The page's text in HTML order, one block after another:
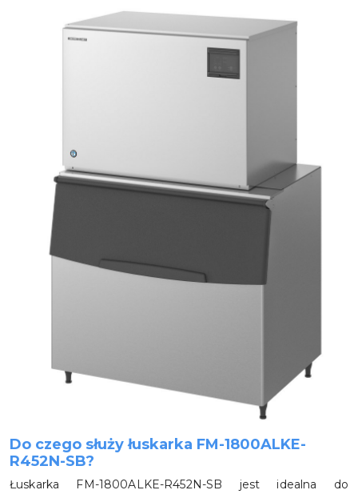
Do czego służy łuskarka FM-1800ALKE-
R452N-SB?
Łuskarka FM-1800ALKE-R452N-SB jest idealna do